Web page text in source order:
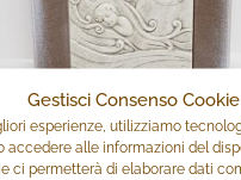
Gestisci Consenso Cookie
esperienze, utilizziamo
accedere alle informazioni del
ci permetterà di elaborare dati